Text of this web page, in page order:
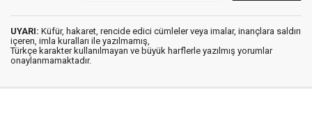
UYARI: Küfür, hakaret, rencide edici cümleler veya imalar, inançlara saldırı
içeren, imla kuralları ile yazılmamış,
Türkçe karakter kullanılmayan ve büyük harflerle yazılmış yorumlar
onaylanmamaktadır.